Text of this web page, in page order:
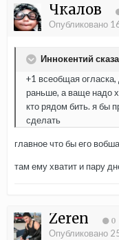
Чкалов
Опубликовано
Иннокентий
+1 всеобщая
раньше, а ваще надо
кто рядом бить. я бы
сделать
главное что бы его
там ему хватит и пару
Zeren 0
Опубликовано